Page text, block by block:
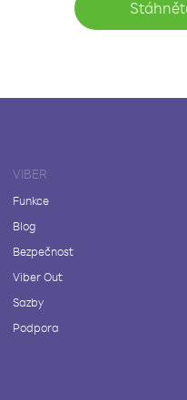
VIBER
Funkce
Blog
Bezpečnost
Viber Out
Sazby
Podpora